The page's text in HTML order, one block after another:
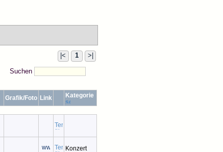
|< 1 >|
Suchen
Grafik/Foto Link Kategorie
Konzert